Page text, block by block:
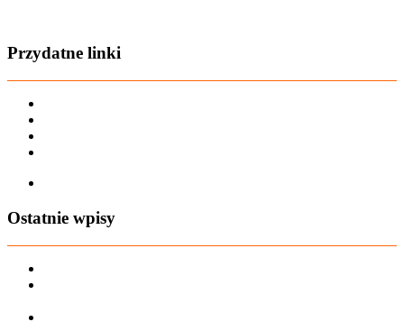
Przydatne linki
Ostatnie wpisy